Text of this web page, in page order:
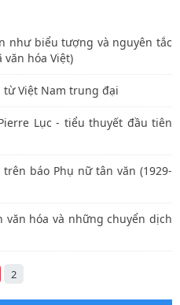
như biểu tượng và nguyên tắc
hóa Việt)
Việt Nam trung đại
Lục - tiểu thuyết đầu tiên
báo Phụ nữ tân văn (1929-
văn hóa và những chuyển dịch
2